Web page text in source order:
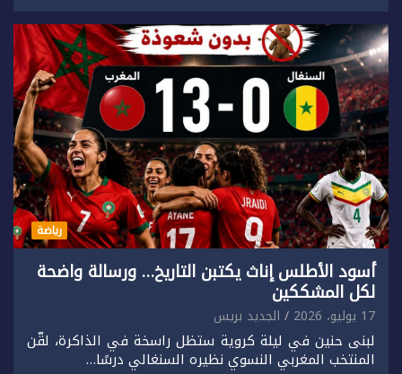
رياضة
أسود الأطلس إناث يكتبن التاريخ… ورسالة واضحة
لكل المشككين
17 يوليو، 2026 الجديد بريس
لبنى حنين في ليلة كروية ستظل راسخة في الذاكرة، لقّن
المنتخب المغربي النسوي نظيره السنغالي درسًا…